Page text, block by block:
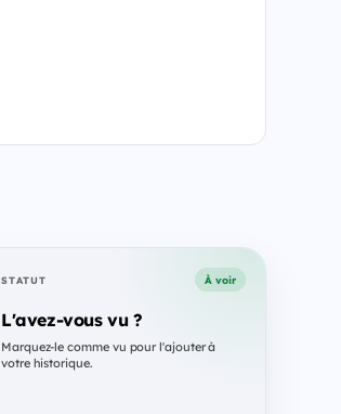
STATUT À voir
L'avez-vous vu ?
Marquez-le comme vu pour l'ajouter à
votre historique.